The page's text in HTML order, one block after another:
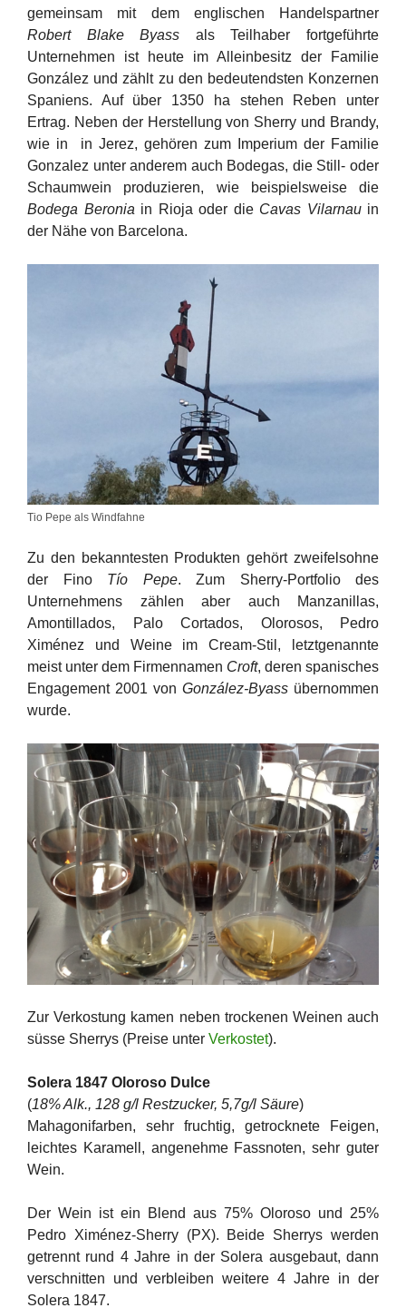
gemeinsam mit dem englischen Handelspartner
Robert Blake Byass als Teilhaber fortgeführte
Unternehmen ist heute im Alleinbesitz der Familie
González und zählt zu den bedeutendsten Konzernen
Spaniens. Auf über 1350 ha stehen Reben unter
Ertrag. Neben der Herstellung von Sherry und Brandy,
wie in in Jerez, gehören zum Imperium der Familie
Gonzalez unter anderem auch Bodegas, die Still- oder
Schaumwein produzieren, wie beispielsweise die
Bodega Beronia in Rioja oder die Cavas Vilarnauin
der Nähe von Barcelona.
Tio Pepe als Windfahne
Zu den bekanntesten Produkten gehört zweifelsohne
der Fino Tío Pepe. Zum Sherry-Portfolio des
Unternehmens zählen aber auch Manzanillas,
Amontillados, Palo Cortados, Olorosos, Pedro
Ximénez und Weine im Cream-Stil, letztgenannte
meist unter dem Firmennamen Croft, deren spanisches
Engagement 2001 von González-Byass übernommen
wurde.
Zur Verkostung kamen neben trockenen Weinen auch
süsse Sherrys (Preise unter Verkostet).
Solera 1847 Oloroso Dulce
(18% Alk., 128 g/l Restzucker, 5,7g/l Säure)
Mahagonifarben, sehr fruchtig, getrocknete Feigen,
leichtes Karamell, angenehme Fassnoten, sehr guter
Wein.
Der Wein ist ein Blend aus 75% Oloroso und 25%
Pedro Ximénez-Sherry (PX). Beide Sherrys werden
getrennt rund 4 Jahre in der Solera ausgebaut, dann
verschnitten und verbleiben weitere 4 Jahre in der
Solera 1847.